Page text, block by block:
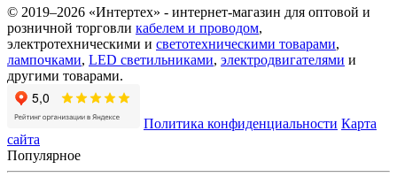
© 2019–2026 «Интертех» - интернет-магазин для оптовой и
розничной торговли кабелем и проводом,
электротехническими и светотехническими товарами,
лампочками, LED светильниками, электродвигателями и
другими товарами.
Политика конфиденциальности Карта
сайта
Популярное